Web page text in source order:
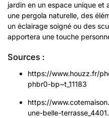
jardin en un espace unique et
une pergola naturelle, des
un éclairage soigné ou des
apportera une touche
Sources :
https://www.houzz.fr/
phbr0-bp~t_11183
https://
une-belle-